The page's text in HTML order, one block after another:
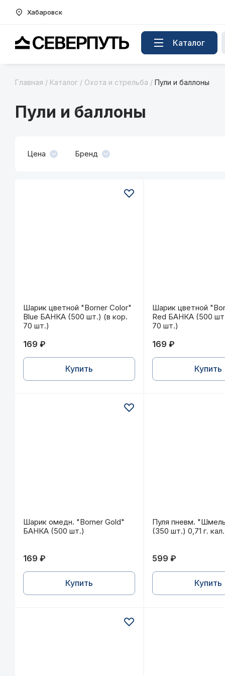
Хабаровск
Вернуться на главную страницу Каталог
Главная / Каталог / Охота и стрельба / Пули и баллоны
Пули и баллоны
Цена Бренд
Шарик цветной "Borner Color" Blue БАНКА (500
Шарик цветной "Borner Color"
Blue БАНКА (500 шт.) (в кор.
70 шт.)
169 ₽
Купить
Шарик цветной
Шарик цветной
Red БАНКА (500
70 шт.)
169 ₽
Купить
Шарик омедн. "Borner Gold" БАНКА (500 шт.)
Шарик омедн. "Borner Gold"
БАНКА (500 шт.)
169 ₽
Купить
Пуля пневм.
Пуля пневм.
(350 шт.) 0,71 г.
599 ₽
Купить